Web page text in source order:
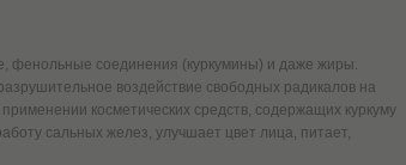
фенольные соединения (куркумины) и даже жиры.
воздействие свободных радикалов на
косметических средств, содержащих куркуму
сальных желез, улучшает цвет лица, питает,